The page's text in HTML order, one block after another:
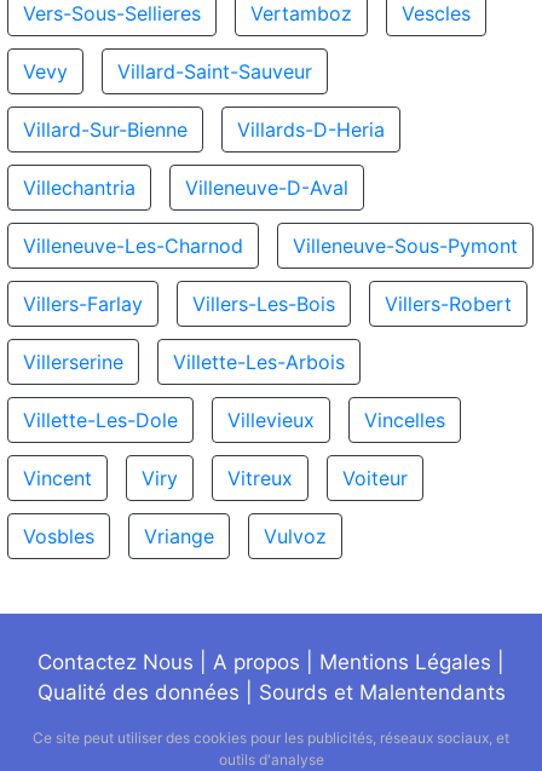
Vers-Sous-Sellieres Vertamboz Vescles
Vevy Villard-Saint-Sauveur
Villard-Sur-Bienne Villards-D-Heria
Villechantria Villeneuve-D-Aval
Villeneuve-Les-Charnod Villeneuve-Sous-Pymont
Villers-Farlay Villers-Les-Bois Villers-Robert
Villerserine Villette-Les-Arbois
Villette-Les-Dole Villevieux Vincelles
Vincent Viry Vitreux Voiteur
Vosbles Vriange Vulvoz
Contactez Nous A propos Mentions Légales
Qualité des données
Sourds et Malentendants
Ce site peut utiliser des cookies pour les publicités, réseaux sociaux, et
outils d'analyse